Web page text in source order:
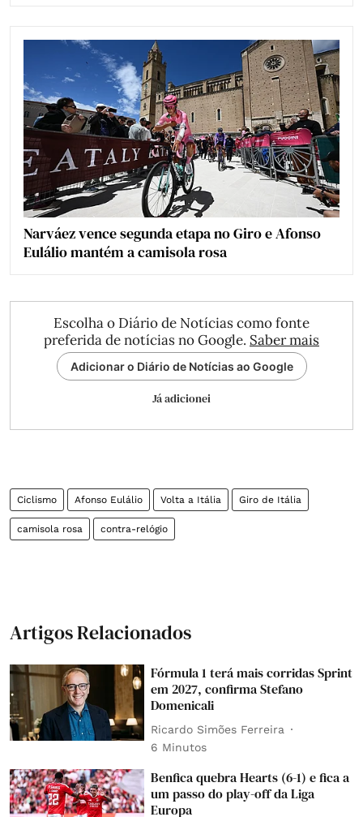
Narváez vence segunda etapa no Giro e Afonso
Eulálio mantém a camisola rosa
Escolha o Diário de Notícias como fonte
preferida de notícias no Google. Saber mais
Adicionar o Diário de Notícias ao Google
Já adicionei
Ciclismo Afonso Eulálio Volta a Itália Giro de Itália
camisola rosa contra-relógio
Artigos Relacionados
Fórmula 1 terá mais corridas Sprint
em 2027, confirma Stefano
Domenicali
Ricardo Simões Ferreira
6 Minutos
Benfica quebra Hearts (6-1) e fica a
um passo do play-off da Liga
Europa